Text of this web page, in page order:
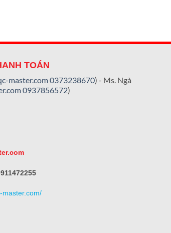
TOÁN
master.com0373238670) - Ms. Ngà
0937856572)
master.com/